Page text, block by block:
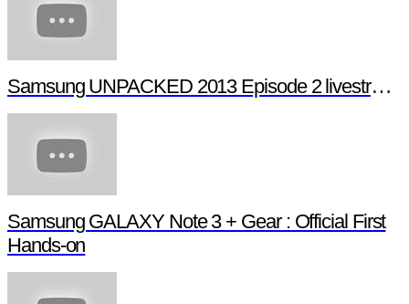
Samsung UNPACKED 2013 Episode 2 livestream (full length)
Samsung GALAXY Note 3 + Gear : Official First
Hands-on